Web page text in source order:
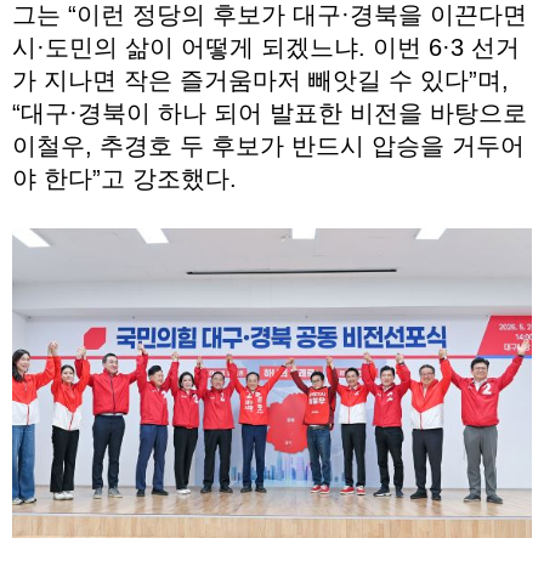
그는 “이런 정당의 후보가 대구·경북을 이끈다면
시·도민의 삶이 어떻게 되겠느냐. 이번 6·3 선거
가 지나면 작은 즐거움마저 빼앗길 수 있다”며,
“대구·경북이 하나 되어 발표한 비전을 바탕으로
이철우, 추경호 두 후보가 반드시 압승을 거두어
야 한다”고 강조했다.